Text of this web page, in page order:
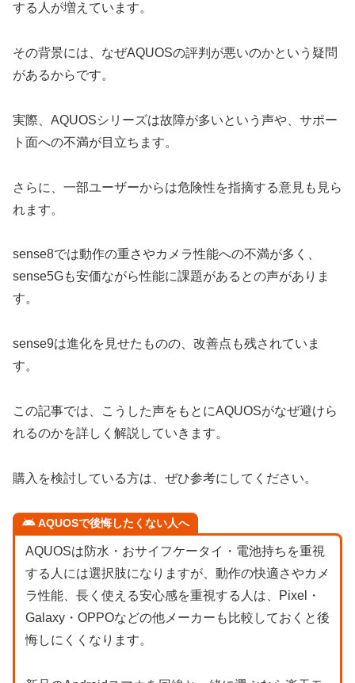
する人が増えています。
その背景には、なぜAQUOSの評判が悪いのかという疑問
があるからです。
実際、AQUOSシリーズは故障が多いという声や、サポー
ト面への不満が目立ちます。
さらに、一部ユーザーからは危険性を指摘する意見も見ら
れます。
sense8では動作の重さやカメラ性能への不満が多く、
sense5Gも安価ながら性能に課題があるとの声がありま
す。
sense9は進化を見せたものの、改善点も残されていま
す。
この記事では、こうした声をもとにAQUOSがなぜ避けら
れるのかを詳しく解説していきます。
購入を検討している方は、ぜひ参考にしてください。
AQUOSで後悔したくない人へ
AQUOSは防水・おサイフケータイ・電池持ちを重視
する人には選択肢になりますが、動作の快適さやカメ
ラ性能、長く使える安心感を重視する人は、Pixel・
Galaxy・OPPOなどの他メーカーも比較しておくと後
悔しにくくなります。